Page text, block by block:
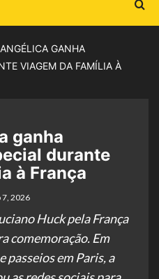
GANHA
VIAGEM DA FAMÍLIA À
ganha
durante
à França
2026
Huck pela França
comemoração. Em
passeios em Paris, a